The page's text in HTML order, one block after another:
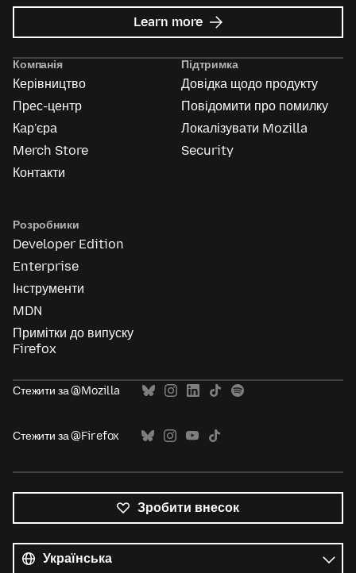
Learn more about
Mozilla
Компанія
Керівництво
Прес-центр
Кар'єра
Merch Store
Контакти
Підтримка
Довідка щодо продукту
Повідомити про помилку
Локалізувати Mozilla
Security
Розробники
Developer Edition
Enterprise
Інструменти
MDN
Примітки до випуску
Firefox
Стежити за @Mozilla
Стежити за @Firefox
Зробити внесок
мови
Мова